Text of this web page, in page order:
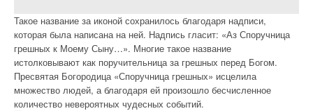
Такое название за иконой сохранилось благодаря надписи,
которая была написана на ней. Надпись гласит: «Аз Споручница
грешных к Моему Сыну…». Многие такое название
истолковывают как поручительница за грешных перед Богом.
Пресвятая Богородица «Споручница грешных» исцелила
множество людей, а благодаря ей произошло бесчисленное
количество невероятных чудесных событий.